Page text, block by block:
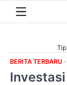
BERITA TERBARU